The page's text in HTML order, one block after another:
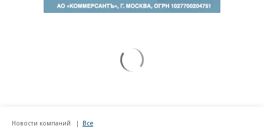
Новости компаний Все